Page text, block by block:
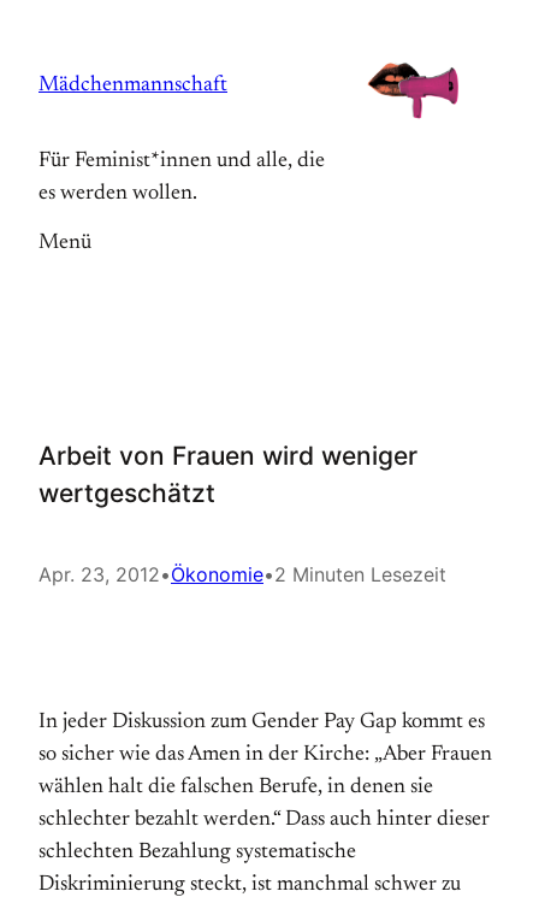
springen
Mädchenmannschaft
Für Feminist*innen und alle, die
es werden wollen.
Menü
Arbeit von Frauen wird weniger
wertgeschätzt
Apr. 23, 2012•Ökonomie•2 Minuten Lesezeit
In jeder Diskussion zum Gender Pay Gap kommt es
so sicher wie das Amen in der Kirche: „Aber Frauen
wählen halt die falschen Berufe, in denen sie
schlechter bezahlt werden.“ Dass auch hinter dieser
schlechten Bezahlung systematische
Diskriminierung steckt, ist manchmal schwer zu